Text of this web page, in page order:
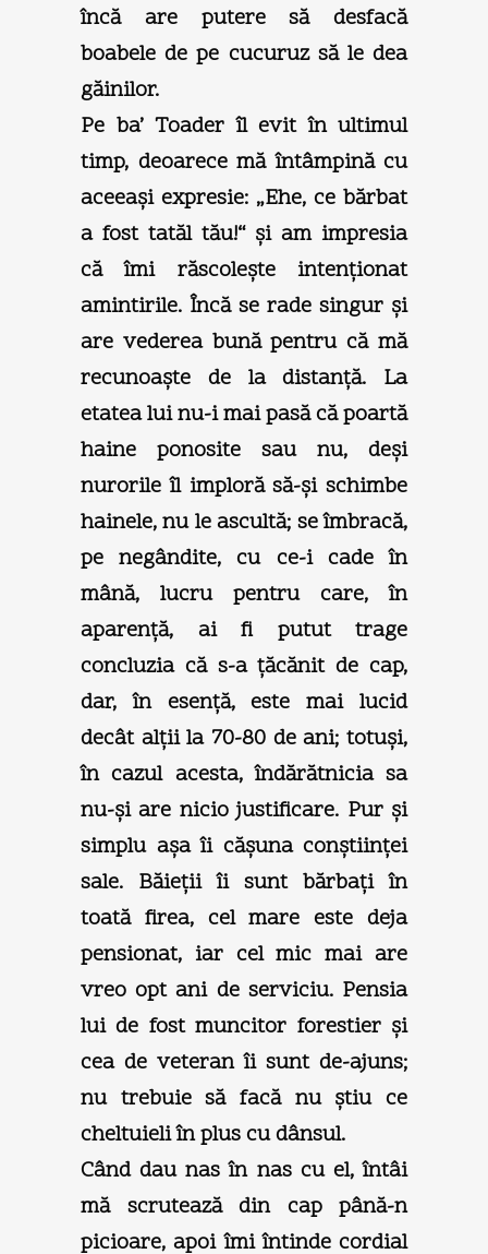
încă are putere să desfacă
boabele de pe cucuruz să le dea
găinilor.
Pe ba’ Toader îl evit în ultimul
timp, deoarece mă întâmpină cu
aceeaşi expresie: „Ehe, ce bărbat
a fost tatăl tău!“ şi am impresia
că îmi răscoleşte intenţionat
amintirile. Încă se rade singur şi
are vederea bună pentru că mă
recunoaşte de la distanţă. La
etatea lui nu-i mai pasă că poartă
haine ponosite sau nu, deşi
nurorile îl imploră să-şi schimbe
hainele, nu le ascultă; se îmbracă,
pe negândite, cu ce-i cade în
mână, lucru pentru care, în
aparenţă, ai fi putut trage
concluzia că s-a ţăcănit de cap,
dar, în esenţă, este mai lucid
decât alţii la 70-80 de ani; totuşi,
în cazul acesta, îndărătnicia sa
nu-şi are nicio justificare. Pur şi
simplu aşa îi căşuna conştiinţei
sale. Băieţii îi sunt bărbaţi în
toată firea, cel mare este deja
pensionat, iar cel mic mai are
vreo opt ani de serviciu. Pensia
lui de fost muncitor forestier şi
cea de veteran îi sunt de-ajuns;
nu trebuie să facă nu ştiu ce
cheltuieli în plus cu dânsul.
Când dau nas în nas cu el, întâi
mă scrutează din cap până-n
picioare, apoi îmi întinde cordial